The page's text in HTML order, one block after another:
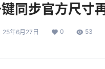
同步官方尺寸
25年6月27日 0 53